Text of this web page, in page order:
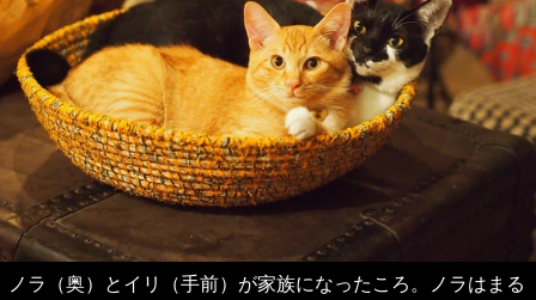
ノラ（奥）とイリ（手前）が家族になったころ。ノラはまる